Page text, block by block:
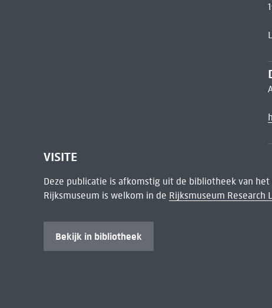
VISITE
Deze publicatie is afkomstig uit de bibliotheek van
Rijksmuseum is welkom in de Rijksmuseum Research
Bekijk in bibliotheek